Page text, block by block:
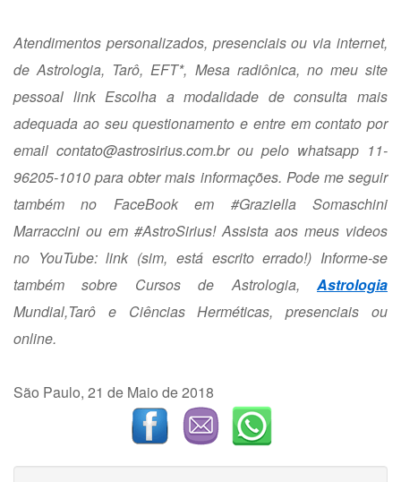
Atendimentos personalizados, presenciais ou via internet,
de Astrologia, Tarô, EFT*, Mesa radiônica, no meu site
pessoal linkEscolha a modalidade de consulta mais
adequada ao seu questionamento e entre em contato por
email contato@astrosirius.com.brou pelo whatsapp 11-
96205-1010 para obter mais informações. Pode me seguir
também no FaceBook em #Graziella Somaschini
Marraccini ou em #AstroSirius! Assista aos meus videos
no YouTube:link (sim, está escrito errado!) Informe-se
também sobre Cursos de Astrologia, Astrologia
Mundial,Tarô e Ciências Herméticas, presenciais ou
online.
São Paulo, 21 de Maio de 2018